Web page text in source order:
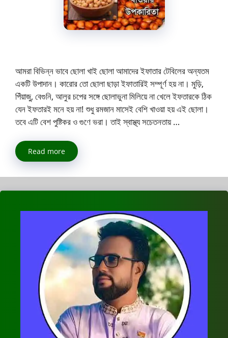
আমরা বিভিন্ন ভাবে ছোলা খাই ছোলা আমাদের ইফাতার টেবিলের অন্যতম
একটি উপাদান। কারোর তো ছোলা ছাড়া ইফাতারিই সম্পূর্ণ হয় না। মুড়ি,
পিঁয়াজু, বেগুনি, আলুর চপের সঙ্গে ছোলাভুনা মিলিয়ে না খেলে ইফতারকে ঠিক
যেন ইফতারই মনে হয় না! শুধু রমজান মাসেই বেশি খাওয়া হয় এই ছোলা।
তবে এটি বেশ পুষ্টিকর ও গুণে ভরা। তাই স্বাস্থ্য সচেতনতায় …
Read more